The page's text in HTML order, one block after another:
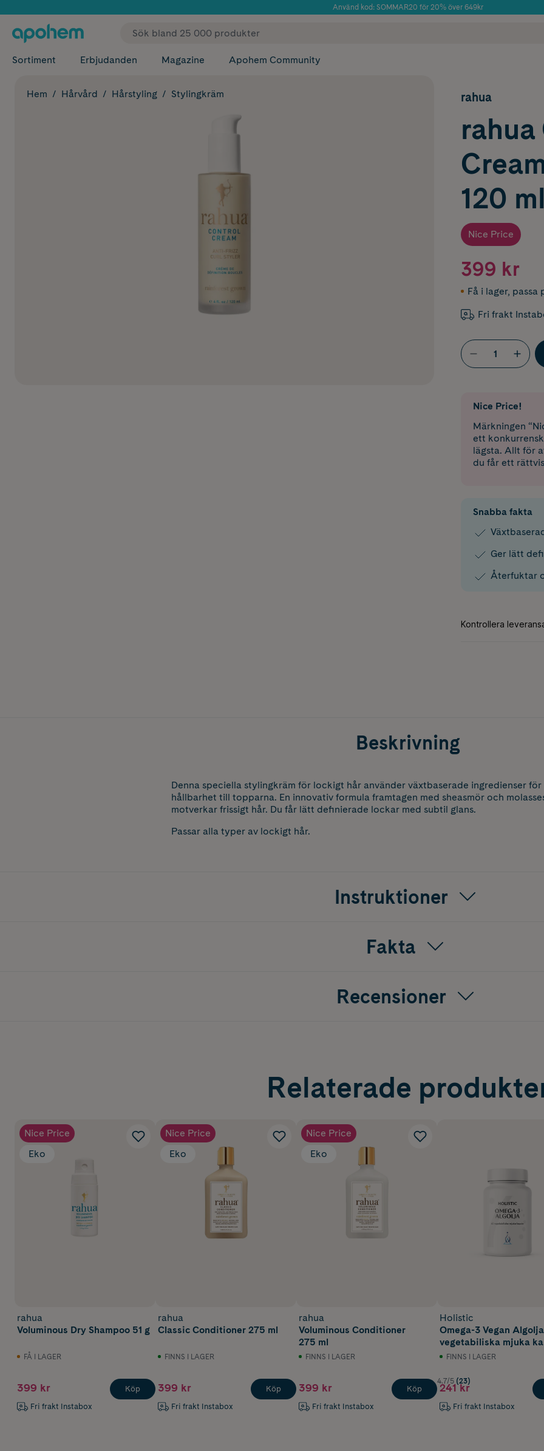
Använd kod: SOMMAR20 för 20% över 649kr
✓ Fri frakt
Sortiment Erbjudanden Magazine Apohem Community
Hem Hårvård Hårstyling Stylingkräm rahua
120
Nice Price
399 kr
Få i lager, passa
Fri frakt
Nice Price!
Märkningen
ett
lägsta. Allt för
du får ett
Snabba fakta
Ger lätt
Återfuktar
Beskrivning
Denna speciella stylingkräm för lockigt hår använder växtbaserade ingredienser
hållbarhet till topparna. En innovativ formula framtagen med sheasmör och
motverkar frissigt hår. Du får lätt definierade lockar med subtil glans.
Passar alla typer av lockigt hår.
Instruktioner
Fakta
Recensioner
Relaterade
Nice Price
Eko
rahua
Voluminous Dry Shampoo 51 g
FÅ I LAGER
399 kr
Fri frakt Instabox
Köp
Nice Price
Eko
rahua
Classic Conditioner 275 ml
FINNS I LAGER
399 kr
Fri frakt Instabox
Köp
Nice Price
Eko
rahua
Voluminous Conditioner
275 ml
FINNS I LAGER
399 kr
Fri frakt Instabox
Köp
Holistic
Omega-3 Vegan
vegetabiliska mjuka
FINNS I LAGER
4.7/5 (23)
241 kr
Fri frakt Instabox